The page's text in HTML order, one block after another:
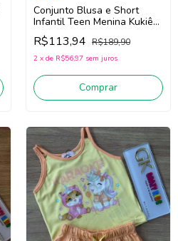
Conjunto Blusa e Short
Infantil Teen Menina Kukiê
88947 (Bege Claro/Verde)
R$113,94 R$189,90
2 x de R$56,97 sem juros
Comprar